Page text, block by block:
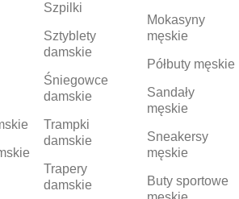
Szpilki
Sztyblety
damskie
Śniegowce
damskie
Trampki
damskie
Trapery
damskie
Mokasyny
męskie
Półbuty męskie
Sandały
męskie
Sneakersy
męskie
Buty sportowe